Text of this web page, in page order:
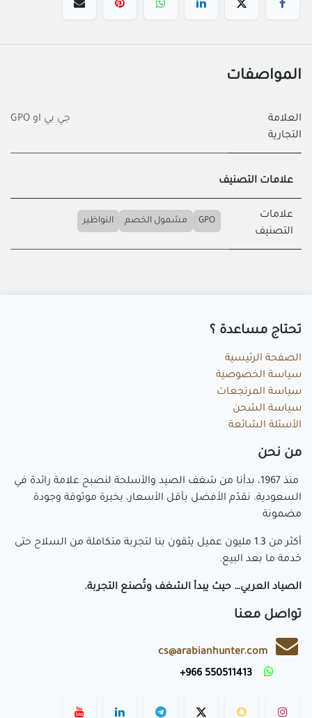
المواصفات
العلامة
التجارية
جي بي او GPO
علامات التصنيف
علامات
التصنيف
GPO مشمول الخصم النواظير
تحتاج مساعد​ة ؟
الصفحة الرئيسية
سياسة الخصوصية
سياسة المرتجعات
سياسة الشحن
الأسئلة الشائعة
م​ن نحن
منذ 1967، بدأنا من شغف الصيد والأسلحة لنصبح علامة رائدة في
السعودية. نقدّم الأفضل بأقل الأسعار، بخبرة موثوقة وجودة
مضمونة
أكثر من 1.3 مليون عميل يثقون بنا لتجربة متكاملة من السلاح حتى
خدمة ما بعد البيع.
الصياد العربي… حيث يبدأ الشغف وتُصنع التجربة.
تواصل معنا
cs@arabianhunter.com
​550511413 966+